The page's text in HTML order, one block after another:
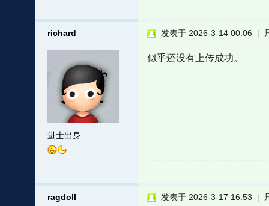
richard
进士出身
发表于 2026-3-14 00:06 |
似乎还没有上传成功。
ragdoll 发表于 2026-3-17 16:53 |